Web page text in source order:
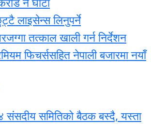
लाइसेन्स लिनुपर्ने
तत्काल खाली गर्न निर्देशन
फिचर्ससहित नेपाली बजारमा नयाँ
संसदीय समितिको बैठक बस्दै, यस्ता